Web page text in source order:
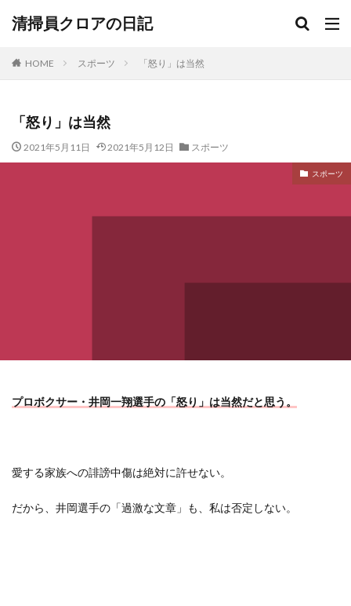
清掃員クロアの日記
HOME スポーツ 「怒り」は当然
「怒り」は当然
2021年5月11日 2021年5月12日 スポーツ
スポーツ
プロボクサー・井岡一翔選手の「怒り」は当然だと思う。
愛する家族への誹謗中傷は絶対に許せない。
だから、井岡選手の「過激な文章」も、私は否定しない。